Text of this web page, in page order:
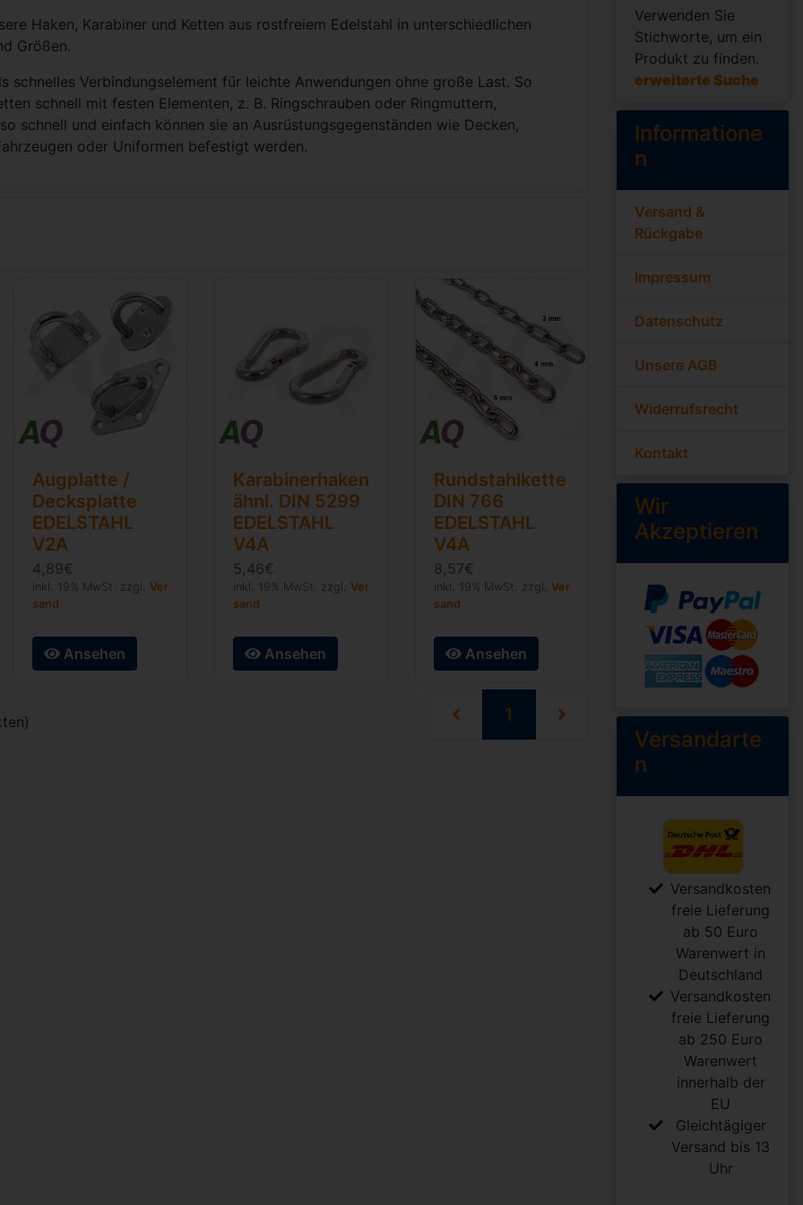
Haken, Karabiner und Ketten aus rostfreiem Edelstahl in unterschiedlichen
Größen.
schnelles Verbindungselement für leichte Anwendungen ohne große Last. So
schnell mit festen Elementen, z. B. Ringschrauben oder Ringmuttern,
schnell und einfach können sie an Ausrüstungsgegenständen wie Decken,
oder Uniformen befestigt werden.
Augplatte /
Decksplatte
EDELSTAHL
V2A
4,89€
inkl. 19% MwSt. zzgl. Ver
sand
Ansehen
Karabinerhaken
ähnl. DIN 5299
EDELSTAHL
V4A
5,46€
inkl. 19% MwSt. zzgl. Ver
sand
Ansehen
Rundstahlkette
DIN 766
EDELSTAHL
V4A
8,57€
inkl. 19% MwSt. zzgl. Ver
sand
Ansehen
1 (current)
Verwenden Sie
Stichworte, um ein
Produkt zu finden.
erweiterte Suche
Informatione
n
Versand &
Rückgabe
Impressum
Datenschutz
Unsere AGB
Widerrufsrecht
Kontakt
Wir
Akzeptieren
Versandarte
n
Versandkosten
freie Lieferung
ab 50 Euro
Warenwert in
Deutschland
Versandkosten
freie Lieferung
ab 250 Euro
Warenwert
innerhalb der
EU
Gleichtägiger
Versand bis 13
Uhr